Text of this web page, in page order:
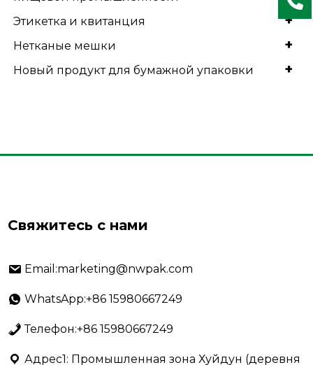
+
Этикетка и квитанция
+
Нетканые мешки
+
Новый продукт для бумажной упаковки
Свяжитесь с нами
Email:marketing@nwpak.com
WhatsApp:+86 15980667249
Телефон:+86 15980667249
Адрес1: Промышленная зона Хуйдун (деревня